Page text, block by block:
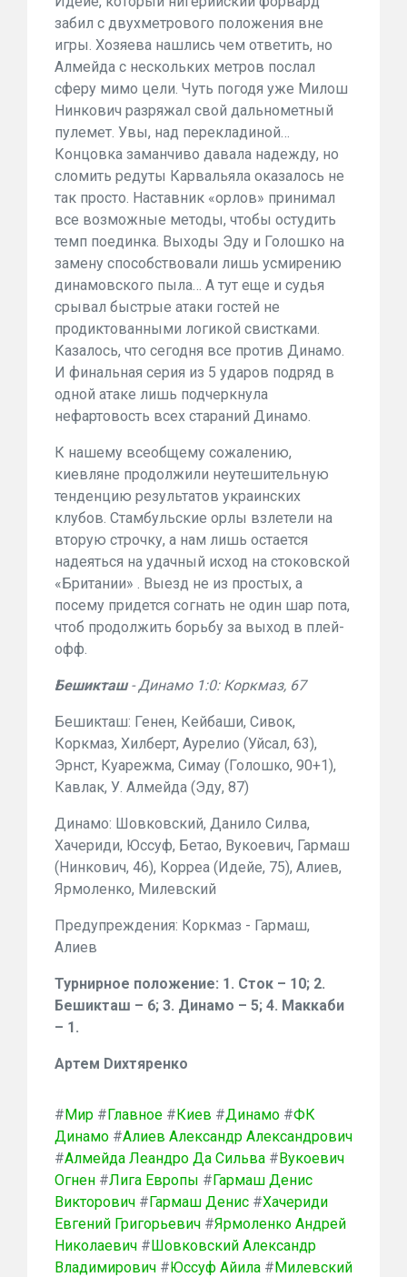
забил с двухметрового положения вне
игры. Хозяева нашлись чем ответить, но
Алмейда с нескольких метров послал
сферу мимо цели. Чуть погодя уже Милош
Нинкович разряжал свой дальнометный
пулемет. Увы, над перекладиной…
Концовка заманчиво давала надежду, но
сломить редуты Карвальяла оказалось не
так просто. Наставник «орлов» принимал
все возможные методы, чтобы остудить
темп поединка. Выходы Эду и Голошко на
замену способствовали лишь усмирению
динамовского пыла… А тут еще и судья
срывал быстрые атаки гостей не
продиктованными логикой свистками.
Казалось, что сегодня все против Динамо.
И финальная серия из 5 ударов подряд в
одной атаке лишь подчеркнула
нефартовость всех стараний Динамо.
К нашему всеобщему сожалению,
киевляне продолжили неутешительную
тенденцию результатов украинских
клубов. Стамбульские орлы взлетели на
вторую строчку, а нам лишь остается
надеяться на удачный исход на стоковской
«Британии» . Выезд не из простых, а
посему придется согнать не один шар пота,
чтоб продолжить борьбу за выход в плей-
офф.
Бешикташ- Динамо 1:0: Коркмаз, 67
Бешикташ: Генен, Кейбаши, Сивок,
Коркмаз, Хилберт, Аурелио (Уйсал, 63),
Эрнст, Куарежма, Симау (Голошко, 90+1),
Кавлак, У. Алмейда (Эду, 87)
Динамо: Шовковский, Данило Силва,
Хачериди, Юссуф, Бетао, Вукоевич, Гармаш
(Нинкович, 46), Корреа (Идейе, 75), Алиев,
Ярмоленко, Милевский
Предупреждения: Коркмаз - Гармаш,
Алиев
Турнирное положение: 1. Сток – 10; 2.
Бешикташ – 6; 3. Динамо – 5; 4. Маккаби
– 1.
Артем Dихтяренко
#Мир #Главное #Киев #Динамо #ФК
Динамо #Алиев Александр Александрович
#Алмейда Леандро Да Сильва #Вукоевич
Огнен #Лига Европы #Гармаш Денис
Викторович #Гармаш Денис #Хачериди
Евгений Григорьевич #Ярмоленко Андрей
Николаевич #Шовковский Александр
Владимирович #Юссуф Айила #Милевский